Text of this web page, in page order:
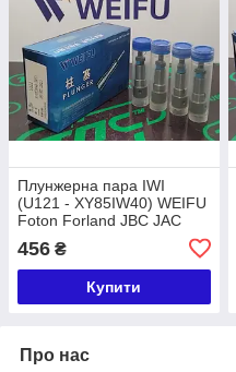
Плунжерна пара IWI
(U121 - XY85IW40) WEIFU
Foton Forland JBC JAC
456 ₴
Купити
Про нас